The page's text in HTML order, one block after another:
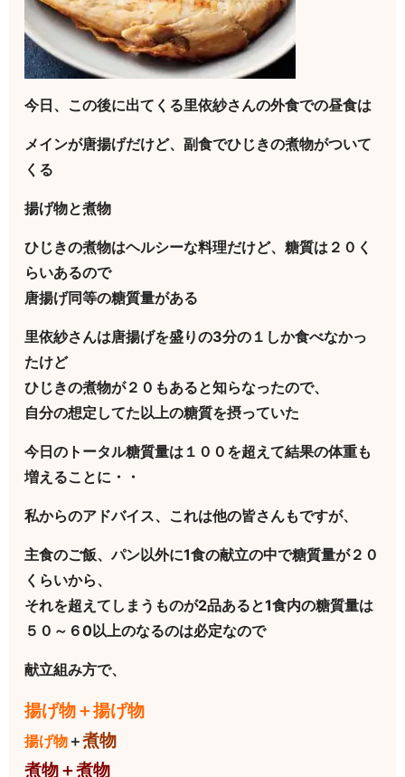
今日、この後に出てくる里依紗さんの外食での昼食は
メインが唐揚げだけど、副食でひじきの煮物がついて
くる
揚げ物と煮物
ひじきの煮物はヘルシーな料理だけど、糖質は２０く
らいあるので
唐揚げ同等の糖質量がある
里依紗さんは唐揚げを盛りの3分の１しか食べなかっ
たけど
ひじきの煮物が２０もあると知らなったので、
自分の想定してた以上の糖質を摂っていた
今日のトータル糖質量は１００を超えて結果の体重も
増えることに・・
私からのアドバイス、これは他の皆さんもですが、
主食のご飯、パン以外に1食の献立の中で糖質量が２０
くらいから、
それを超えてしまうものが2品あると1食内の糖質量は
５０～６0以上のなるのは必定なので
献立組み方で、
揚げ物＋揚げ物
揚げ物 ＋煮物
煮物＋煮物